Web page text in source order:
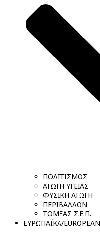
ΠΟΛΙΤΙΣΜΟΣ
ΑΓΩΓΗ ΥΓΕΙΑΣ
ΦΥΣΙΚΗ ΑΓΩΓΗ
ΠΕΡΙΒΑΛΛΟΝ
ΤΟΜΕΑΣ Σ.Ε.Π.
ΕΥΡΩΠΑΪΚΑ/EUROPEAN